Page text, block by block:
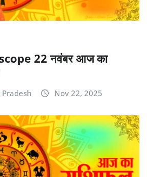
22 नवंबर आज का
Nov 22, 2025